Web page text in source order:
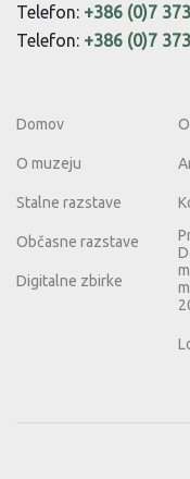
Telefon: +386 (0)7
Telefon: +386 (0)7
Domov
O muzeju
Stalne razstave
Občasne razstave
Digitalne zbirke